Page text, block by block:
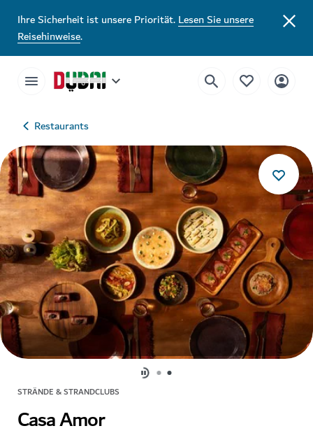
Ihre Sicherheit ist unsere Priorität.Lesen Sie unsere
Reisehinweise.
Restaurants
STRÄNDE & STRANDCLUBS
Casa Amor